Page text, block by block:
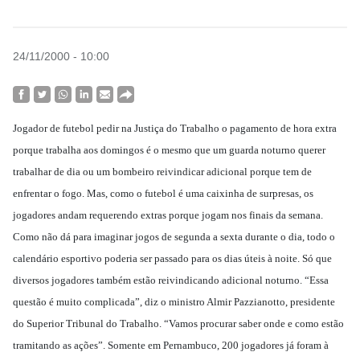
24/11/2000 - 10:00
Jogador de futebol pedir na Justiça do Trabalho o pagamento de hora extra
porque trabalha aos domingos é o mesmo que um guarda noturno querer
trabalhar de dia ou um bombeiro reivindicar adicional porque tem de
enfrentar o fogo. Mas, como o futebol é uma caixinha de surpresas, os
jogadores andam requerendo extras porque jogam nos finais da semana.
Como não dá para imaginar jogos de segunda a sexta durante o dia, todo o
calendário esportivo poderia ser passado para os dias úteis à noite. Só que
diversos jogadores também estão reivindicando adicional noturno. “Essa
questão é muito complicada”, diz o ministro Almir Pazzianotto, presidente
do Superior Tribunal do Trabalho. “Vamos procurar saber onde e como estão
tramitando as ações”. Somente em Pernambuco, 200 jogadores já foram à